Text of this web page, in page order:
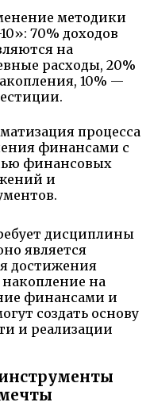
методики
70% доходов
на
расходы, 20%
10% —
процесса
финансами с
финансовых
и
дисциплины
является
достижения
на
финансами и
создать основу
и реализации